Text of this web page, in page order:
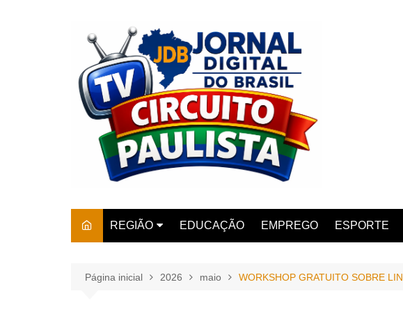
REGIÃO
AMPARO
EDUCAÇÃO EMPREGO ESPORTE
Página inicial 2026 maio WORKSHOP GRATUITO SOBRE